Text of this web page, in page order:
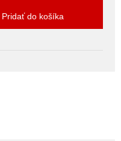
Pridať do košíka